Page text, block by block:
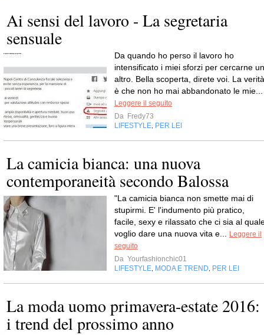
Ai sensi del lavoro - La segretaria
sensuale
Da quando ho perso il lavoro ho
intensificato i miei sforzi per cercarne un
altro. Bella scoperta, direte voi. La verità
è che non ho mai abbandonato le mie...
Leggere il seguito
Da Fredy73
LIFESTYLE PER LEI
La camicia bianca: una nuova
contemporaneità secondo Balossa
"La camicia bianca non smette mai di
stupirmi. E' l'indumento più pratico,
facile, sexy e rilassato che ci sia al
voglio dare una nuova vita e...
Leggere il
seguito
Da Yourfashionchic01
LIFESTYLE MODA E TREND PER LEI
La moda uomo primavera-estate 2016:
i trend del prossimo anno